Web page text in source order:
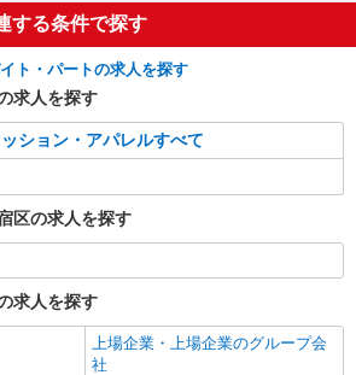
する条件で探す
ト・パートの求人を探す
求人を探す
ション・アパレルすべて
区の求人を探す
求人を探す
上場企業・上場企業のグループ会
社